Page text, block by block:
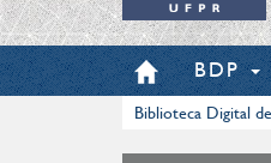
BDP
Biblioteca Digital